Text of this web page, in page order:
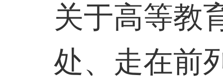
关于高等教
处、走在前